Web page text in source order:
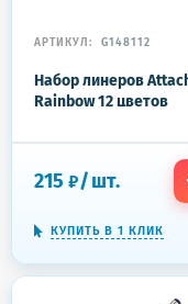
АРТИКУЛ: G148112
Набор линеров
Rainbow 12 цветов
215 ₽/шт.
КУПИТЬ В 1 КЛИК